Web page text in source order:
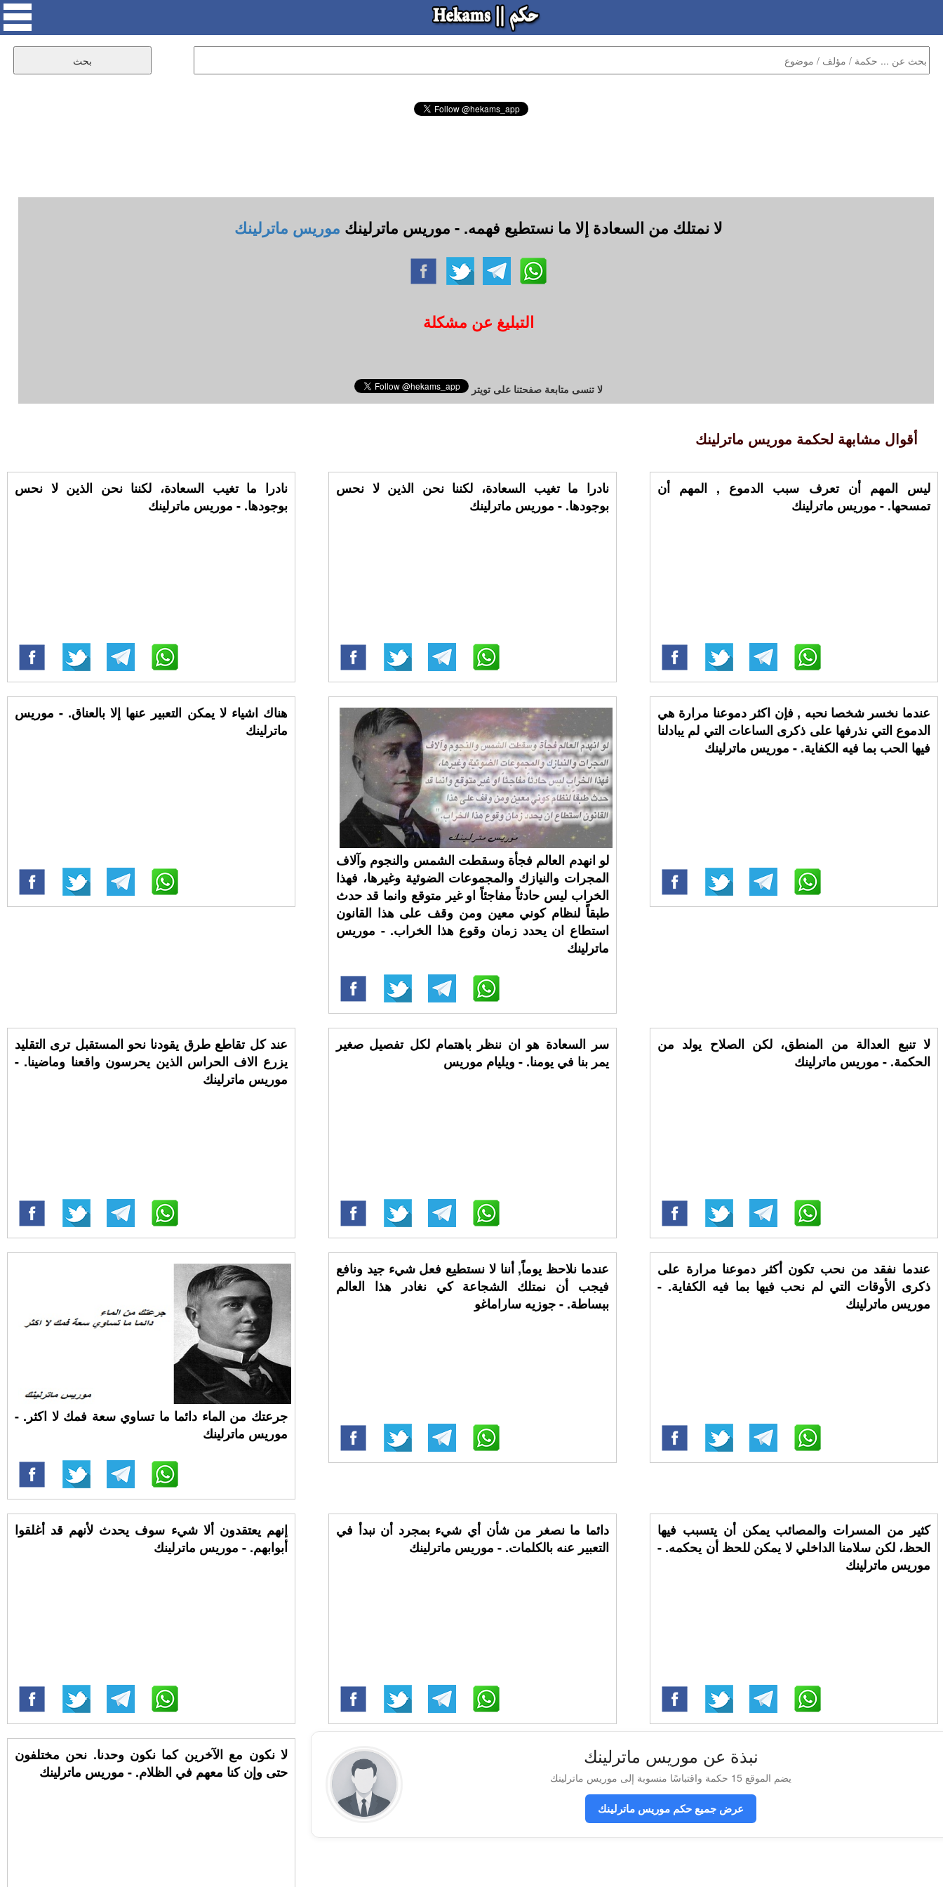
لا نمتلك من السعادة إلا ما نستطيع فهمه. - موريس ماترلينك موريس ماترلينك
التبليغ عن مشكلة
لا تنسى متابعة صفحتنا على تويتر
أقوال مشابهة لحكمة موريس ماترلينك
نادرا ما تغيب السعادة، لكننا نحن الذين لا نحس
بوجودها. - موريس ماترلينك
نادرا ما تغيب السعادة، لكننا نحن الذين لا نحس
بوجودها. - موريس ماترلينك
ليس المهم أن تعرف سبب الدموع , المهم أن
تمسحها. - موريس ماترلينك
هناك اشياء لا يمكن التعبير عنها إلا بالعناق. - موريس
ماترلينك
لو انهدم العالم فجأة وسقطت الشمس والنجوم وآلاف
المجرات والنيازك والمجموعات الضوئية وغيرها، فهذا
الخراب ليس حادثاً مفاجئاً او غير متوقع وانما قد حدث
طبقاً لنظام كوني معين ومن وقف على هذا القانون
استطاع ان يحدد زمان وقوع هذا الخراب. - موريس
ماترلينك
عندما نخسر شخصا نحبه , فإن اكثر دموعنا مرارة هي
الدموع التي نذرفها على ذكرى الساعات التي لم يبادلنا
فيها الحب بما فيه الكفاية. - موريس ماترلينك
عند كل تقاطع طرق يقودنا نحو المستقبل ترى التقليد
يزرع الاف الحراس الذين يحرسون واقعنا وماضينا. -
موريس ماترلينك
سر السعادة هو ان ننظر باهتمام لكل تفصيل صغير
يمر بنا في يومنا. - ويليام موريس
لا تنبع العدالة من المنطق، لكن الصلاح يولد من
الحكمة. - موريس ماترلينك
جرعتك من الماء دائما ما تساوي سعة فمك لا اكثر. -
موريس ماترلينك
عندما نلاحظ يوماً, أننا لا نستطيع فعل شيء جيد ونافع
فيجب أن نمتلك الشجاعة كي نغادر هذا العالم
ببساطة. - جوزيه ساراماغو
عندما نفقد من نحب تكون أكثر دموعنا مرارة على
ذكرى الأوقات التي لم نحب فيها بما فيه الكفاية. -
موريس ماترلينك
إنهم يعتقدون ألا شيء سوف يحدث لأنهم قد أغلقوا
أبوابهم. - موريس ماترلينك
دائما ما نصغر من شأن أي شيء بمجرد أن نبدأ في
التعبير عنه بالكلمات. - موريس ماترلينك
كثير من المسرات والمصائب يمكن أن يتسبب فيها
الحظ، لكن سلامنا الداخلي لا يمكن للحظ أن يحكمه. -
موريس ماترلينك
لا نكون مع الآخرين كما نكون وحدنا. نحن مختلفون
حتى وإن كنا معهم في الظلام. - موريس ماترلينك
نبذة عن موريس ماترلينك
يضم الموقع 15 حكمة واقتباسًا منسوبة إلى موريس ماترلينك
عرض جميع حكم موريس ماترلينك